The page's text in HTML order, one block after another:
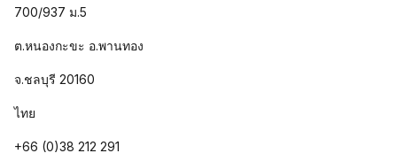
700/937 ม.5
ต.หนองกะขะ อ.พานทอง
จ.ชลบุรี 20160
ไทย
+66 (0)38 212 291